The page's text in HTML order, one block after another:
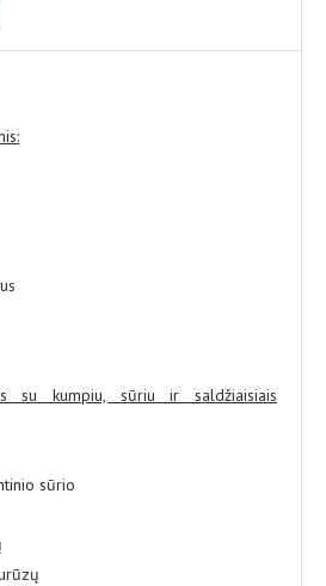
su kumpiu, sūriu ir saldžiaisiais
sūrio